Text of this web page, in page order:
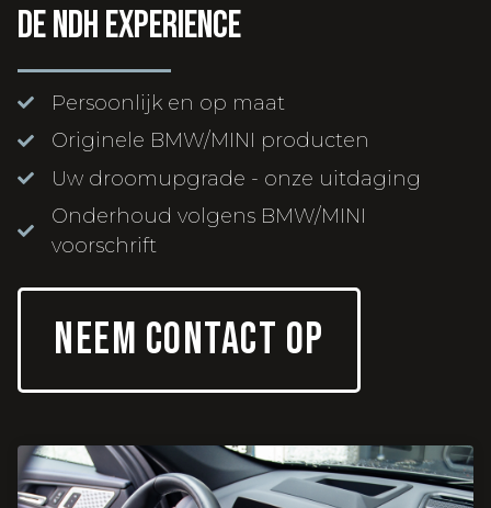
De NDH experience
Persoonlijk en op maat
Originele BMW/MINI producten
Uw droomupgrade - onze uitdaging
Onderhoud volgens BMW/MINI
voorschrift
NEEM CONTACT OP